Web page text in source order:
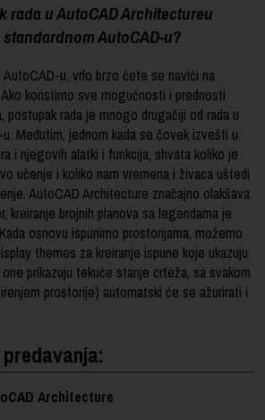
rada u AutoCAD Architectureu
AutoCAD-u?
AutoCAD-u, vrlo brzo ćete se navići na
koristimo sve mogućnosti i prednosti
postupak rada je mnogo drugačiji od rada u
Međutim, jednom kada se čovek izvešti u
i njegovih alatki i funkcija, shvata koliko je
učenje i koliko nam vremena i živaca uštedi
AutoCAD Architecture značajno olakšava
kreiranje brojnih planova sa legendama je
osnovu ispunimo prostorijama, možemo
themes za kreiranje ispune koje ukazuju
prikazuju tekuće stanje crteža, sa svakom
prostorije) automatski će se ažurirati i
Architecture